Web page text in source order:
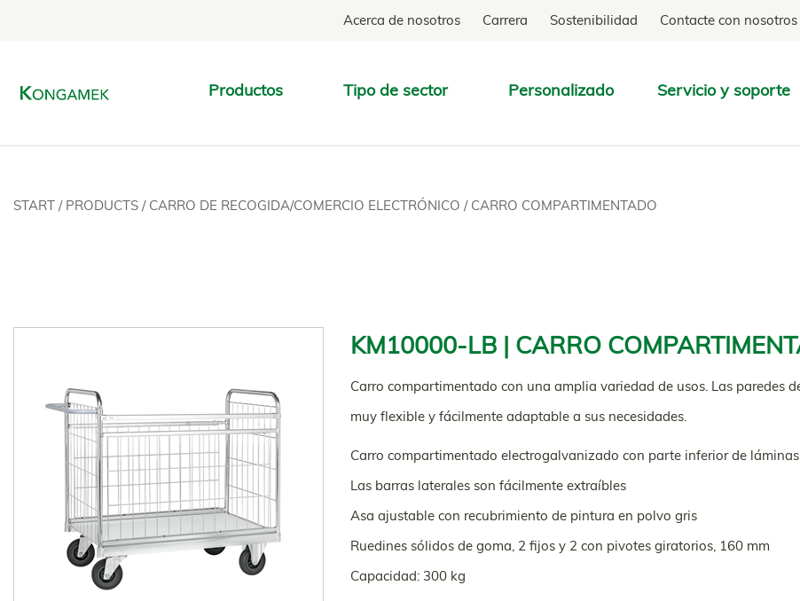
Acerca de nosotros Carrera Sostenibilidad Contacte con nosotros
Productos Tipo de sector Personalizado Servicio y soporte
ENCONTRAR
START / PRODUCTS / CARRO DE RECOGIDA/COMERCIO ELECTRÓNICO / CARRO COMPARTIMENTADO
KM10000-LB | CARRO
Carro compartimentado con una amplia variedad de usos. Las paredes
muy flexible y fácilmente adaptable a sus necesidades.
Carro compartimentado electrogalvanizado con parte inferior de
Las barras laterales son fácilmente extraíbles
Asa ajustable con recubrimiento de pintura en polvo gris
Ruedines sólidos de goma, 2 fijos y 2 con pivotes giratorios, 160 mm
Capacidad: 300 kg